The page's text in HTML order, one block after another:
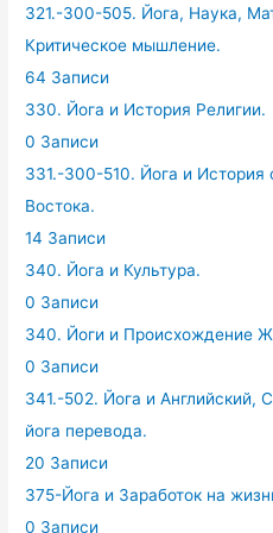
321.-300-505. Йога, Наука,
Критическое мышление.
64 Записи
330. Йога и История Религии.
0 Записи
331.-300-510. Йога и История
Востока.
14 Записи
340. Йога и Культура.
0 Записи
340. Йоги и Происхождение
0 Записи
341.-502. Йога и Английский,
йога перевода.
20 Записи
375-Йога и Заработок на
0 Записи